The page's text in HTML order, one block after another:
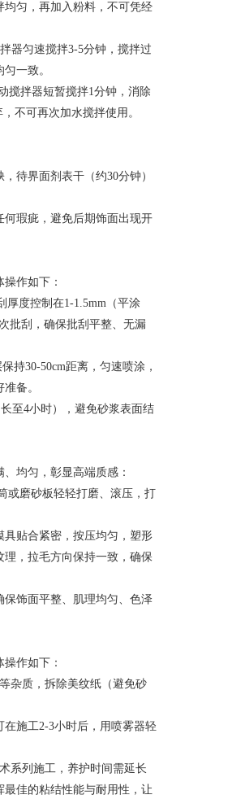
匀，再加入粉料，不可凭经
器匀速搅拌3-5分钟，搅拌过
一致。
搅拌器短暂搅拌1分钟，消除
不可再次加水搅拌使用。
待界面剂表干（约30分钟）
瑕疵，避免后期饰面出现开
作如下：
厚度控制在1-1.5mm（平涂
批刮，确保批刮平整、无漏
持30-50cm距离，匀速喷涂，
备。
至4小时），避免砂浆表面结
均匀，彰显高端质感：
或磨砂板轻轻打磨、滚压，打
贴合紧密，按压均匀，塑形
，拉毛方向保持一致，确保
饰面平整、肌理均匀、色泽
作如下：
杂质，拆除美纹纸（避免砂
施工2-3小时后，用喷雾器轻
系列施工，养护时间需延长
佳的粘结性能与耐用性，让